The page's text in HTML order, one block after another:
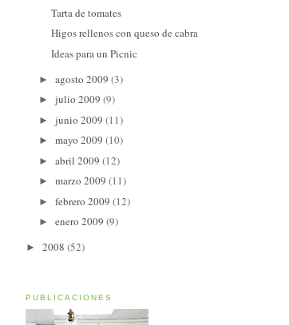
Tarta de tomates
Higos rellenos con queso de cabra
Ideas para un Picnic
► agosto 2009 (3)
► julio 2009 (9)
► junio 2009 (11)
► mayo 2009 (10)
► abril 2009 (12)
► marzo 2009 (11)
► febrero 2009 (12)
► enero 2009 (9)
► 2008 (52)
PUBLICACIONES